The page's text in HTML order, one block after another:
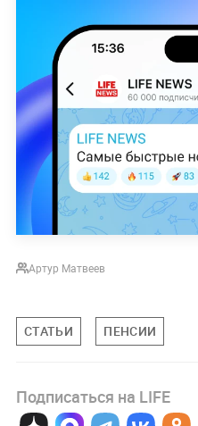
Артур Матвеев
СТАТЬИ ПЕНСИИ
Подписаться на LIFE